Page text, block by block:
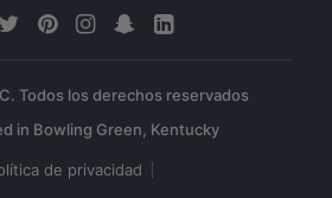
Todos los derechos reservados
de privacidad